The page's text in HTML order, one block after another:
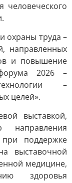
человеческого
охраны труда –
направленных
и повышение
2026 –
–
целей».
выставкой,
направления
поддержке
выставочной
медицине,
здоровья